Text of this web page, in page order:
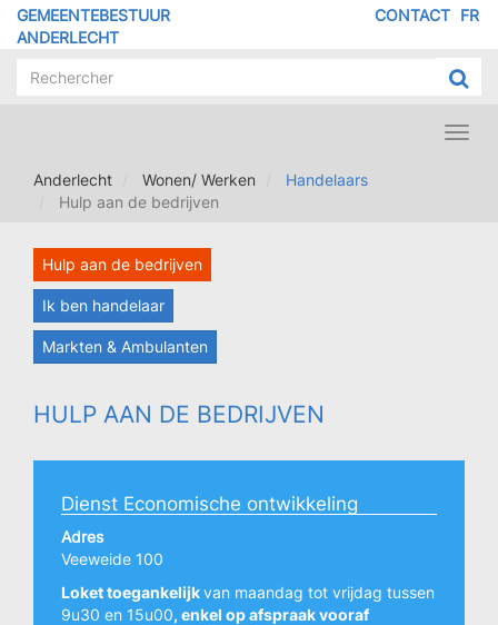
Overslaan
GEMEENTEBESTUUR
ANDERLECHT
FR
CONTACT
Anderlecht
Wonen/ Werken
Handelaars
Hulp aan de bedrijven
Hulp aan de bedrijven
Ik ben handelaar
Markten & Ambulanten
HULP AAN DE BEDRIJVEN
Dienst Economische ontwikkeling
Adres
Veeweide 100
Loket toegankelijkvan maandag tot vrijdag tussen
9u30 en 15u00, enkel op afspraak vooraf